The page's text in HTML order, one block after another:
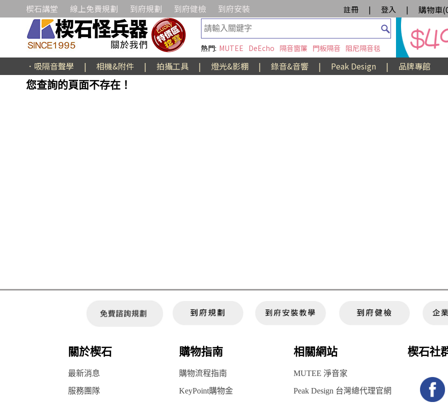
楔石講堂 線上免費規劃 到府規劃 到府健檢 到府安裝 註冊 | 登入 | 購物車(
熱門: MUTEE DeEcho 隔音窗簾 門板隔音 阻尼隔音毯
．吸隔音聲學 | 相機&附件 | 拍攝工具 | 燈光&影棚 | 錄音&音響 | Peak Design |
品牌專館
您查詢的頁面不存在！
關於楔石 購物指南 相關網站 楔石社
最新消息 購物流程指南 MUTEE 淨音家
服務團隊 KeyPoint購物金 Peak Design 台灣總代理官網